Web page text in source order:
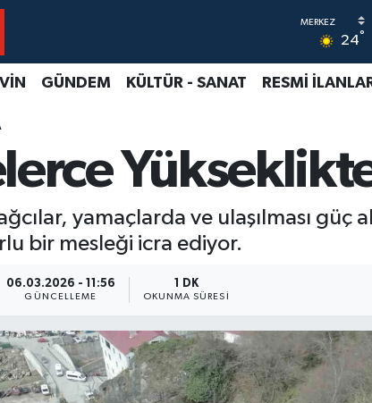
24°
GÜNDEM KÜLTÜR - SANAT RESMİ
yamaçlarda ve ulaşılması güç
bir mesleği icra ediyor.
06.03.2026 - 11:56
GÜNCELLEME
1 DK
OKUNMA SÜRESI